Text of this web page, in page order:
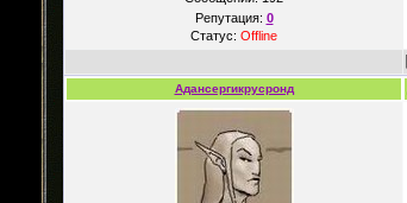
Репутация: 0
Статус: Offline
Адансергикрусронд